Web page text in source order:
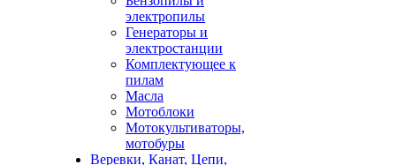
электропилы
Генераторы и
электростанции
Комплектующее к
пилам
Масла
Мотоблоки
Мотокультиваторы,
мотобуры
Веревки, Канат, Цепи,